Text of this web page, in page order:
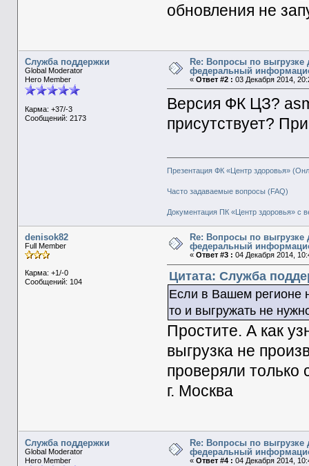
обновления не
Служба поддержки
Global Moderator
Hero Member
Карма: +37/-3
Сообщений: 2173
Re: Вопросы по
федеральный
« Ответ #2 : 03 Декабря 2014,
Версия ФК ЦЗ?
присутствует?
Презентация ФК «Центр здоровья»
Часто задаваемые вопросы (FAQ)
Документация ПК «Центр здоровья» с
denisok82
Full Member
Карма: +1/-0
Сообщений: 104
Re: Вопросы по
федеральный
« Ответ #3 : 04 Декабря 2014,
Цитата: Служба
Если в Вашем регионе
то и выгружать не
Простите. А как
выгрузка не
проверяли только
г. Москва
Служба поддержки
Global Moderator
Hero Member
Re: Вопросы по выгрузке
федеральный
« Ответ #4 : 04 Декабря 2014,